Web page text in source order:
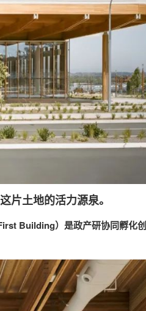
土地的活力源泉。
Building）是政产研协同孵化